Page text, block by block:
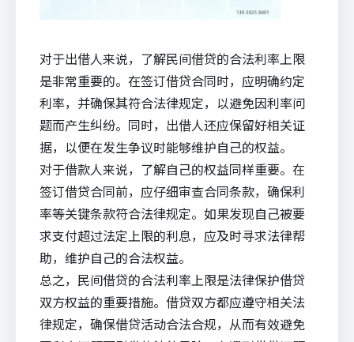
对于出借人来说，了解民间借贷的合法利率上限
是非常重要的。在签订借贷合同时，应明确约定
利率，并确保其符合法律规定，以避免因利率问
题而产生纠纷。同时，出借人还应保留好相关证
据，以便在发生争议时能够维护自己的权益。
对于借款人来说，了解自己的权益同样重要。在
签订借贷合同前，应仔细审查合同条款，确保利
率等关键条款符合法律规定。如果发现自己被要
求支付超过法定上限的利息，应及时寻求法律帮
助，维护自己的合法权益。
总之，民间借贷的合法利率上限是法律保护借贷
双方权益的重要措施。借贷双方都应遵守相关法
律规定，确保借贷活动合法合规，从而有效避免